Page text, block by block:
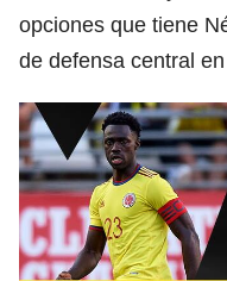
opciones que tiene
de defensa central